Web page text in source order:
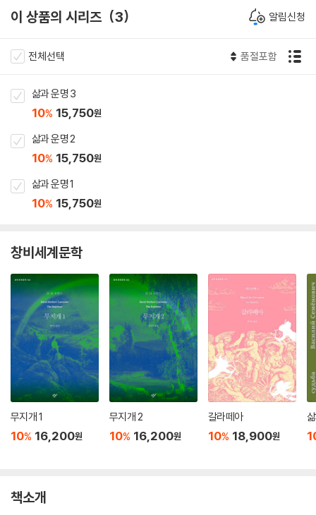
이 상품의 시리즈 3 알림신청
전체선택 품절포함
삶과 운명 3
10% 15,750원
삶과 운명 2
10% 15,750원
삶과 운명 1
10% 15,750원
창비세계문학
무지개 1
10% 16,200원
무지개 2
10% 16,200원
갈라떼아
10% 18,900원
책소개